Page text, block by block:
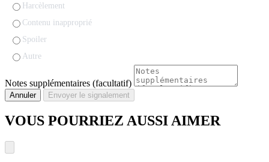
Harcèlement
Contenu inapproprié
Spoiler
Autre
Notes supplémentaires (facultatif)
Annuler Envoyer le signalement
VOUS POURRIEZ AUSSI AIMER